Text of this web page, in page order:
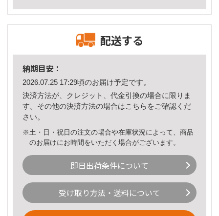
配送する
納期目安：
2026.07.25 17:29頃のお届け予定です。
決済方法が、クレジット、代金引換の場合に限りま
す。その他の決済方法の場合はこちら をご確認くだ
さい。
※土・日・祝日の注文の場合や在庫状況によって、商品
のお届けにお時間をいただく場合がございます。
即日出荷条件について
受け取り方法・送料について